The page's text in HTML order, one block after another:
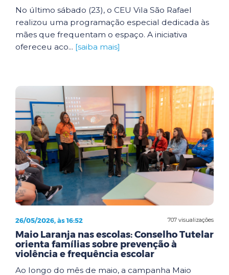
No último sábado (23), o CEU Vila São Rafael
realizou uma programação especial dedicada às
mães que frequentam o espaço. A iniciativa
ofereceu aco... [saiba mais]
707 visualizações
26/05/2026, às 16:52
Maio Laranja nas escolas: Conselho Tutelar
orienta famílias sobre prevenção à
violência e frequência escolar
Ao longo do mês de maio, a campanha Maio